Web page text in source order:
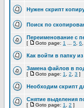
Нужен скрипт
Поиск по
Переименование с
[ Goto page: 1 5 6
Как войти в папку
Замена файлов в
[ Goto page: 1 2 3 ]
Необходим скрипт
Снятие выделения
[ Goto page: 1 2 ]